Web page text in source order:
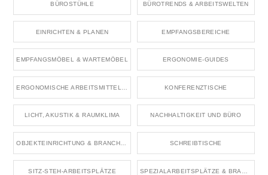
BÜROSTÜHLE BÜROTRENDS & ARBEITSWELTEN
EINRICHTEN & PLANEN EMPFANGSBEREICHE
EMPFANGSMÖBEL & WARTEMÖBEL ERGONOMIE-GUIDES
KONFERENZTISCHE
LICHT, AKUSTIK & RAUMKLIMA NACHHALTIGKEIT UND BÜRO
SCHREIBTISCHE
SITZ-STEH-ARBEITSPLÄTZE